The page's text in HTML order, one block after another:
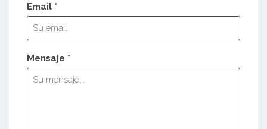
Email *
Mensaje *